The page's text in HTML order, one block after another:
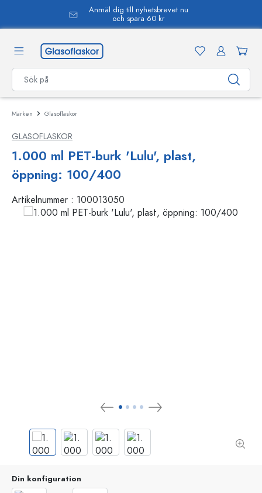
Anmäl dig till nyhetsbrevet nu
och spara 60 kr
Märken Glasoflaskor
GLASOFLASKOR
1.000 ml PET-burk 'Lulu', plast,
öppning: 100/400
Artikelnummer : 100013050
Din konfiguration